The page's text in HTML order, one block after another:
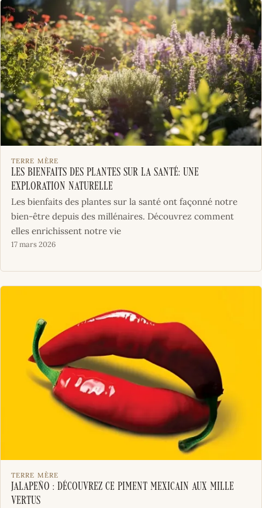
TERRE MÈRE
Les Bienfaits des Plantes sur la Santé: Une
Exploration Naturelle
Les bienfaits des plantes sur la santé ont façonné notre
bien-être depuis des millénaires. Découvrez comment
elles enrichissent notre vie
17 mars 2026
TERRE MÈRE
Jalapeño : découvrez ce piment mexicain aux mille
vertus